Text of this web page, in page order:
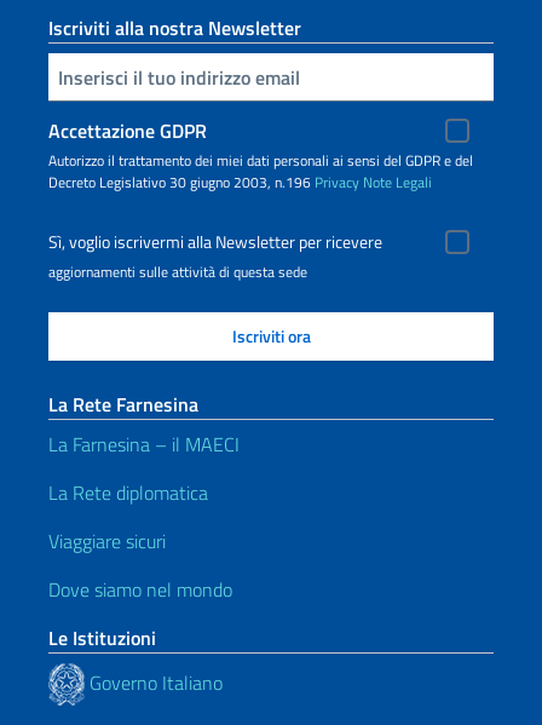
Iscriviti alla nostra Newsletter
Inserisci la tua email
Accettazione GDPR
Autorizzo il trattamento dei miei dati personali ai sensi del GDPR e del
Decreto Legislativo 30 giugno 2003, n.196 Privacy Note Legali
Sì, voglio iscrivermi alla Newsletter per ricevere
aggiornamenti sulle attività di questa sede
La Rete Farnesina
La Farnesina – il MAECI
La Rete diplomatica
Viaggiare sicuri
Dove siamo nel mondo
Le Istituzioni
Governo Italiano